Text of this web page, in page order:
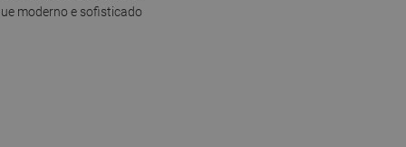
moderno e sofisticado